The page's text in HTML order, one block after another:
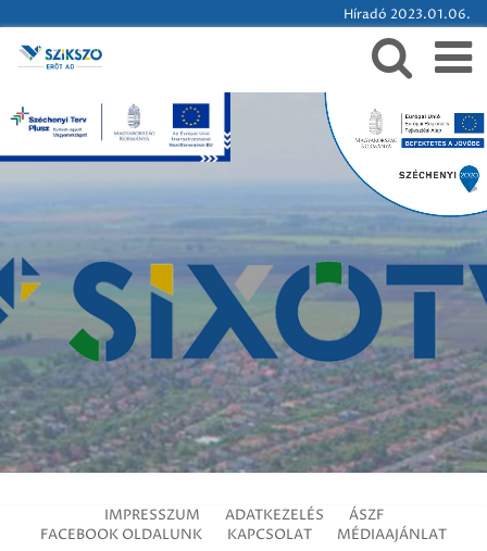
Híradó 2023.01.06.
IMPRESSZUM ADATKEZELÉS
ÁSZF
FACEBOOK OLDALUNK
KAPCSOLAT MÉDIAAJÁNLAT